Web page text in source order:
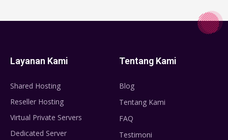
Layanan Kami
Shared Hosting
Reseller Hosting
Virtual Private Servers
Dedicated Server
Tentang Kami
Blog
Tentang Kami
FAQ
Testimoni